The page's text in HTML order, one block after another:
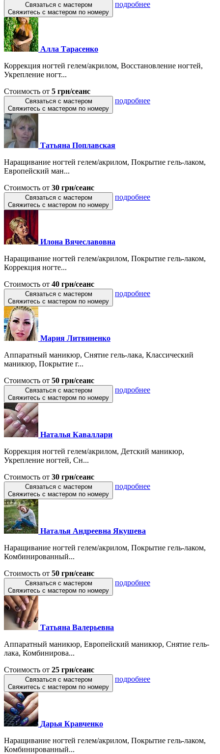
Связаться с мастером
Свяжитесь с мастером по номеру
подробнее
Алла Тарасенко
Коррекция ногтей гелем/акрилом, Восстановление ногтей,
Укрепление ногт...
Стоимость от 5 грн/сеанс
Связаться с мастером
Свяжитесь с мастером по номеру
подробнее
Татьяна Поплавская
Наращивание ногтей гелем/акрилом, Покрытие гель-лаком,
Европейский ман...
Стоимость от 30 грн/сеанс
Связаться с мастером
Свяжитесь с мастером по номеру
подробнее
Илона Вячеславовна
Наращивание ногтей гелем/акрилом, Покрытие гель-лаком,
Коррекция ногте...
Стоимость от 40 грн/сеанс
Связаться с мастером
Свяжитесь с мастером по номеру
подробнее
Мария Литвиненко
Аппаратный маникюр, Снятие гель-лака, Классический
маникюр, Покрытие г...
Стоимость от 50 грн/сеанс
Связаться с мастером
Свяжитесь с мастером по номеру
подробнее
Наталья Каваллари
Коррекция ногтей гелем/акрилом, Детский маникюр,
Укрепление ногтей, Сн...
Стоимость от 30 грн/сеанс
Связаться с мастером
Свяжитесь с мастером по номеру
подробнее
Наталья Андреевна Якушева
Наращивание ногтей гелем/акрилом, Покрытие гель-лаком,
Комбинированный...
Стоимость от 50 грн/сеанс
Связаться с мастером
Свяжитесь с мастером по номеру
подробнее
Татьяна Валерьевна
Аппаратный маникюр, Европейский маникюр, Снятие гель-
лака, Комбинирова...
Стоимость от 25 грн/сеанс
Связаться с мастером
Свяжитесь с мастером по номеру
подробнее
Дарья Кравченко
Наращивание ногтей гелем/акрилом, Покрытие гель-лаком,
Комбинированный...